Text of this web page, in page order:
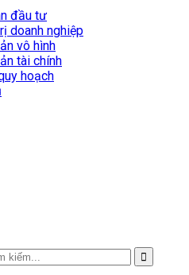
đầu tư
doanh nghiệp
vô hình
tài chính
hoạch